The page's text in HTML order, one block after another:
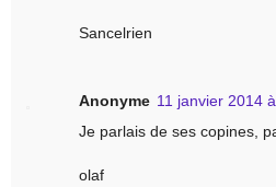
Sancelrien
Anonyme 11 janvier 2014
Je parlais de ses copines,
olaf